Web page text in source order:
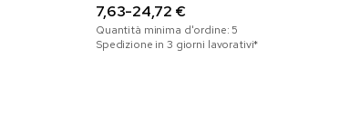
7,63-24,72 €
Quantità minima d'ordine:5
Spedizione in 3 giorni lavorativi*